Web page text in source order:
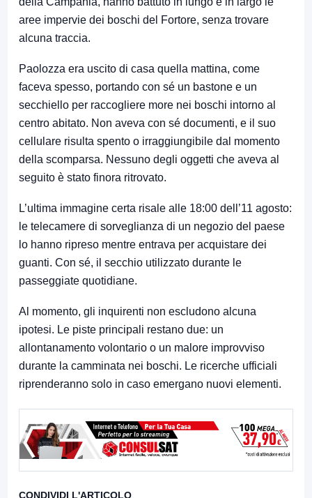
aree impervie dei boschi del Fortore, senza trovare
alcuna traccia.
Paolozza era uscito di casa quella mattina, come
faceva spesso, portando con sé un bastone e un
secchiello per raccogliere more nei boschi intorno al
centro abitato. Non aveva con sé documenti, e il suo
cellulare risulta spento o irraggiungibile dal momento
della scomparsa. Nessuno degli oggetti che aveva al
seguito è stato finora ritrovato.
L’ultima immagine certa risale alle 18:00 dell’11 agosto:
le telecamere di sorveglianza di un negozio del paese
lo hanno ripreso mentre entrava per acquistare dei
guanti. Con sé, il secchio utilizzato durante le
passeggiate quotidiane.
Al momento, gli inquirenti non escludono alcuna
ipotesi. Le piste principali restano due: un
allontanamento volontario o un malore improvviso
durante la camminata nei boschi. Le ricerche ufficiali
riprenderanno solo in caso emergano nuovi elementi.
CONDIVIDI L'ARTICOLO